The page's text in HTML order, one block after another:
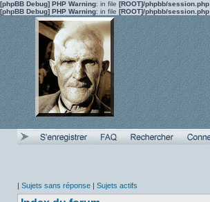
[phpBB Debug] PHP Warning: in file [ROOT]/phpbb/session.php
[phpBB Debug] PHP Warning: in file [ROOT]/phpbb/session.php
| Sujets sans réponse | Sujets actifs